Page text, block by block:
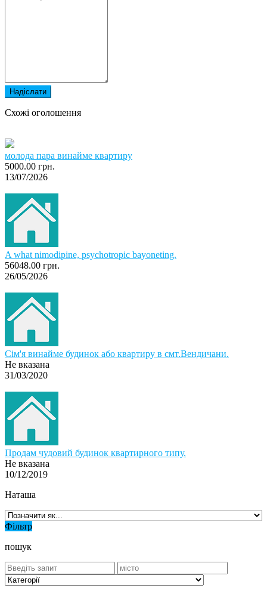
Надіслати
Схожі оголошення
молода пара винайме квартиру
5000.00 грн.
13/07/2026
A what nimodipine, psychotropic bayoneting.
56048.00 грн.
26/05/2026
Сім'я винайме будинок або квартиру в смт.Вендичани.
Не вказана
31/03/2020
Продам чудовий будинок квартирного типу.
Не вказана
10/12/2019
Наташа
Фільтр
пошук